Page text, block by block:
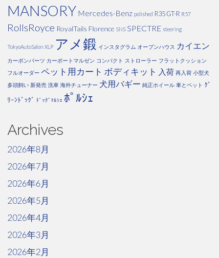
MANSORY Mercedes-Benz polished R35 GT-R R57
RollsRoyce RoyalTails Florence SNS SPECTRE steering
TokyoAutoSalon XLP アメ鍛 インスタグラム オープンハウス カイエン
カーボンパーツ カーポートマルゼン コンパクト ストローラー フラットクッション
フルオーダー ペット用カート ボディキット 入荷 再入荷 小型犬
多頭飼い 新発売 洗車 海外チューナー 犬用バギー 純正ホイール 車とペット ｸﾞ
ﾘｰﾝﾄﾞｯｸﾞ ﾄﾞｯｸﾞﾏﾙｼｪ ﾎﾟﾙｼｪ
Archives
2026年8月
2026年7月
2026年6月
2026年5月
2026年4月
2026年3月
2026年2月